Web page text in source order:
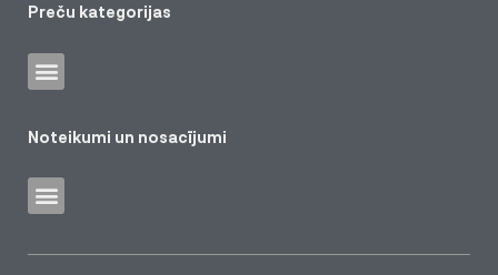
Preču kategorijas
Noteikumi un nosacījumi